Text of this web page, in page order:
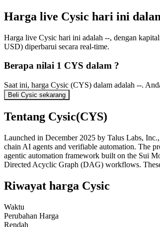
Harga live Cysic hari ini
Harga live Cysic hari ini adalah --, dengan
USD) diperbarui secara real-time.
Berapa nilai 1 CYS dalam ?
Saat ini, harga Cysic (CYS) dalam adalah --.
Beli Cysic sekarang
Tentang Cysic(CYS)
Launched in December 2025 by Talus Labs,
chain AI agents and verifiable automation. The
agentic automation framework built on the Sui
Directed Acyclic Graph (DAG) workflows.
Riwayat harga Cysic
Waktu
Perubahan Harga
Rendah